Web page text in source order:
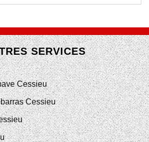
SERVICES
Cessieu
Cessieu